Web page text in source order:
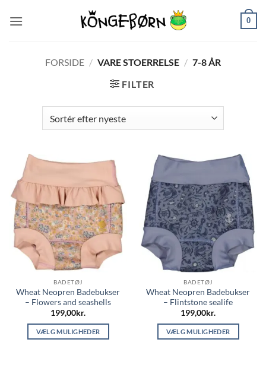
0
FORSIDE / VARE STOERRELSE / 7-8 ÅR
FILTER
BADETØJ
Wheat Neopren Badebukser
– Flowers and seashells
199,00kr.
VÆLG MULIGHEDER
BADETØJ
Wheat Neopren Badebukser
– Flintstone sealife
199,00kr.
VÆLG MULIGHEDER